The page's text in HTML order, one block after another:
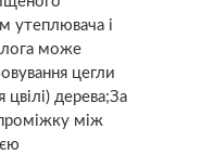
утеплювача і
може
цегли
дерева;За
між